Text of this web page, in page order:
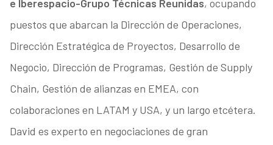
e Iberespacio-Grupo Técnicas Reunidas, ocupando
puestos que abarcan la Dirección de Operaciones,
Dirección Estratégica de Proyectos, Desarrollo de
Negocio, Dirección de Programas, Gestión de Supply
Chain, Gestión de alianzas en EMEA, con
colaboraciones en LATAM y USA, y un largo etcétera.
David es experto en negociaciones de gran